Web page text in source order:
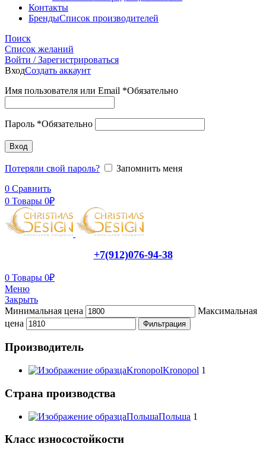
Контакты
БрендыСписок производителей
Поиск
Список желаний
Войти / Зарегистрироваться
ВходСоздать аккаунт
Имя пользователя или Email *Обязательно
Пароль *Обязательно
Вход
Потеряли свой пароль?
Запомнить меня
0 Сравнить
0 Товары 0₽
+7(912)076-94-38
0 Товары 0₽
Меню
Закрыть
Минимальная цена
Максимальная
цена
Фильтрация
Производитель
KronopolKronopol 1
Страна производства
ПольшаПольша 1
Класс износостойкости